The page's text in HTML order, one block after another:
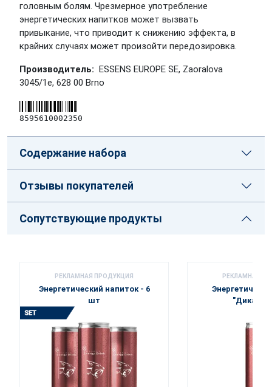
головным болям. Чрезмерное употребление
энергетических напитков может вызвать
привыкание, что приводит к снижению эффекта, в
крайних случаях может произойти передозировка.
Производитель: ESSENS EUROPE SE, Zaoralova
3045/1e, 628 00 Brno
8595610002350
Содержание набора
Отзывы покупателей
Сопутствующие продукты
РЕКЛАМНАЯ ПРОДУКЦИЯ
Энергетический напиток - 6
шт
РЕКЛАМНАЯ
"Дикая